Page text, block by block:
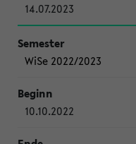
14.07.2023
WiSe 2022/2023
10.10.2022